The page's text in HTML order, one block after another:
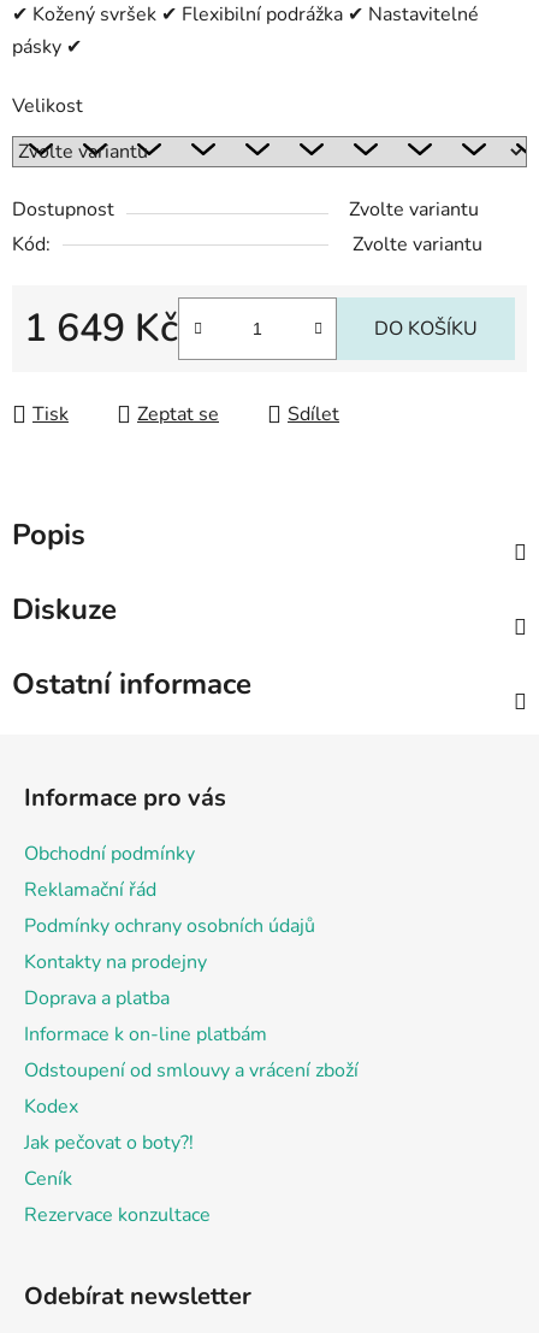
✔ Kožený svršek ✔ Flexibilní podrážka ✔ Nastavitelné
pásky ✔
Velikost
Dostupnost
Zvolte variantu
Kód:
Zvolte variantu
1 649 Kč DO KOŠÍKU
Tisk Zeptat se Sdílet
Popis
Diskuze
Ostatní informace
Informace pro vás
Obchodní podmínky
Reklamační řád
Podmínky ochrany osobních údajů
Kontakty na prodejny
Doprava a platba
Informace k on-line platbám
Odstoupení od smlouvy a vrácení zboží
Kodex
Jak pečovat o boty?!
Ceník
Rezervace konzultace
Odebírat newsletter